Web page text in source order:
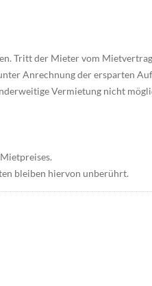
Tritt der Mieter vom
Anrechnung der ersparten
Vermietung nicht
bleiben hiervon unberührt.